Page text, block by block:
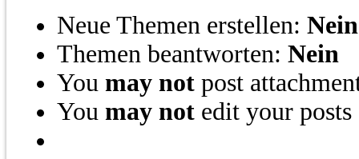
Neue Themen erstellen: Nein
Themen beantworten: Nein
You may not post
You may not edit your posts